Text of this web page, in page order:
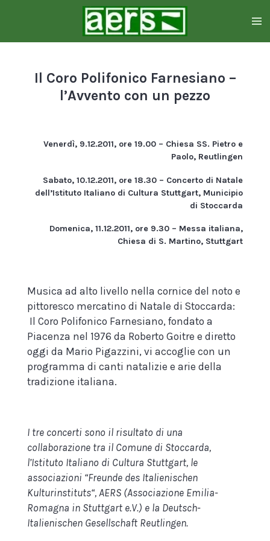
springen
Il Coro Polifonico Farnesiano –
l’Avvento con un pezzo
Venerdì, 9.12.2011, ore 19.00 – Chiesa SS. Pietro e
Paolo, Reutlingen
Sabato, 10.12.2011, ore 18.30 – Concerto di Natale
dell’Istituto Italiano di Cultura Stuttgart, Municipio
di Stoccarda
Domenica, 11.12.2011, ore 9.30 – Messa italiana,
Chiesa di S. Martino, Stuttgart
Musica ad alto livello nella cornice del noto e
pittoresco mercatino di Natale di Stoccarda:
Il Coro Polifonico Farnesiano, fondato a
Piacenza nel 1976 da Roberto Goitre e diretto
oggi da Mario Pigazzini, vi accoglie con un
programma di canti natalizie e arie della
tradizione italiana.
I tre concerti sono il risultato di una
collaborazione tra il Comune di Stoccarda,
l’Istituto Italiano di Cultura Stuttgart, le
associazioni “Freunde des Italienischen
Kulturinstituts“, AERS (Associazione Emilia-
Romagna in Stuttgart e.V.) e la Deutsch-
Italienischen Gesellschaft Reutlingen.